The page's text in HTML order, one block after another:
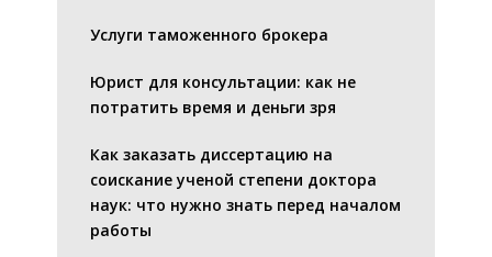
Услуги таможенного брокера
Юрист для консультации: как не
потратить время и деньги зря
Как заказать диссертацию на
соискание ученой степени доктора
наук: что нужно знать перед началом
работы